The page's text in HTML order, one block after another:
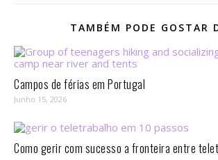
TAMBÉM PODE GOSTAR
Campos de férias em Portugal
Junho 15, 2026
Como gerir com sucesso a fronteira entre